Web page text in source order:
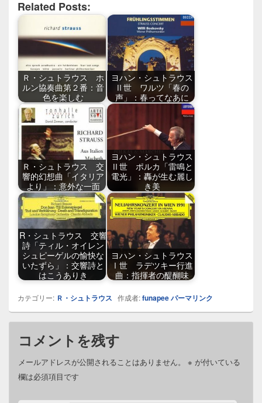
Related Posts:
Ｒ・シュトラウス ホ
ルン協奏曲第２番：音
色を楽しむ
ヨハン・シュトラウス
Ⅱ世 ワルツ「春の
声」：春ってなあに
Ｒ・シュトラウス 交
響的幻想曲「イタリア
より」：意外な一面
ヨハン・シュトラウス
Ⅱ世 ポルカ「雷鳴と
電光」：轟が生む麗し
き美
R・シュトラウス 交響
詩「ティル・オイレン
シュピーゲルの愉快な
いたずら」：交響詩と
はこうありき
ヨハン・シュトラウス
Ⅰ世 ラデツキー行進
曲：指揮者の醍醐味
カテゴリー: Ｒ・シュトラウス 作成者:funapeeパーマリンク
コメントを残す
メールアドレスが公開されることはありません。 ※ が付いている
欄は必須項目です